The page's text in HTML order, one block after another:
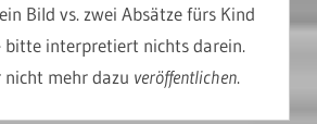
Bild vs. zwei Absätze fürs Kind
bitte interpretiert nichts darein.
mehr dazu veröffentlichen.